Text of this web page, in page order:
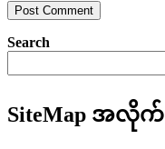
Search
SiteMap အလိုက်